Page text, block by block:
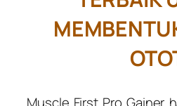
Muscle First Pro Gainer